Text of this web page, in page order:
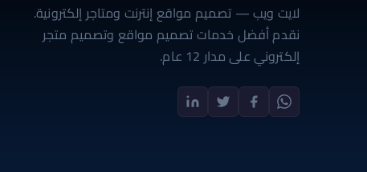
لايت ويب — تصميم مواقع إنترنت ومتاجر إلكترونية.
نقدم أفضل خدمات تصميم مواقع وتصميم متجر
إلكتروني على مدار 12 عام.